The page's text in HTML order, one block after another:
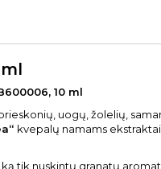
10 ml
uogų, žolelių,
kvepalų namams
tik nuskintų granatų